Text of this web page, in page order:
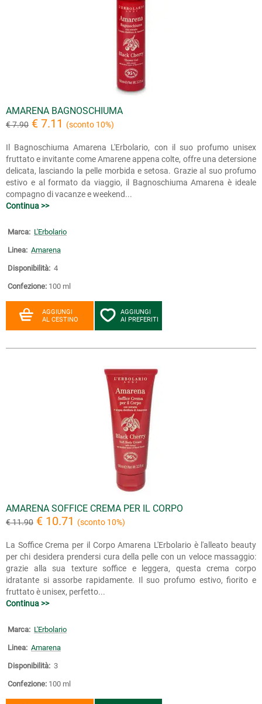
AMARENA BAGNOSCHIUMA
€ 7.90 € 7.11 (sconto 10%)
Il Bagnoschiuma Amarena L'Erbolario, con il suo profumo unisex
fruttato e invitante come Amarene appena colte, offre una detersione
delicata, lasciando la pelle morbida e setosa. Grazie al suo profumo
estivo e al formato da viaggio, il Bagnoschiuma Amarena è ideale
compagno di vacanze e weekend...
Continua >>
Marca: L'Erbolario
Linea: Amarena
Disponibilità: 4
Confezione: 100 ml
AGGIUNGI
AL CESTINO
AGGIUNGI
AI PREFERITI
AMARENA SOFFICE CREMA PER IL CORPO
€ 11.90 € 10.71 (sconto 10%)
La Soffice Crema per il Corpo Amarena L'Erbolario è l'alleato beauty
per chi desidera prendersi cura della pelle con un veloce massaggio:
grazie alla sua texture soffice e leggera, questa crema corpo
idratante si assorbe rapidamente. Il suo profumo estivo, fiorito e
fruttato è unisex, perfetto...
Continua >>
Marca: L'Erbolario
Linea: Amarena
Disponibilità: 3
Confezione: 100 ml